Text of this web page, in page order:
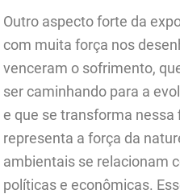
Outro aspecto forte da
com muita força nos
venceram o sofrimento,
ser caminhando para a
e que se transforma nessa
representa a força da
ambientais se relacionam
políticas e econômicas.